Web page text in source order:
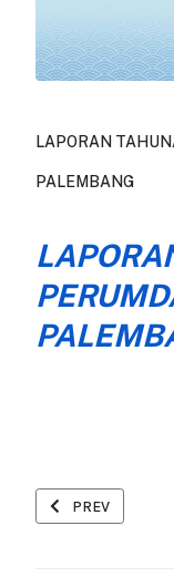
LAPORAN
PALEMBANG
PREVIOUS
PREV